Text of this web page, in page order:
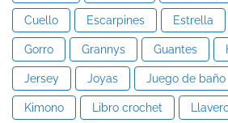
Cuello Escarpines Estrella
Gorro Grannys Guantes
Jersey Joyas Juego de baño
Kimono Libro crochet